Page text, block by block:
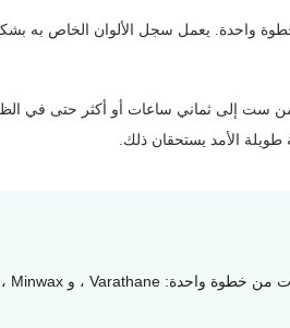
واحدة. يعمل سجل الألوان الخاص به
ست إلى ثماني ساعات أو أكثر حتى في
طويلة الأمد يستحقان ذلك.